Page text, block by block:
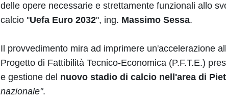
delle opere necessarie e strettamente funzionali allo
calcio ''Uefa Euro 2032'', ing. Massimo Sessa.
Il provvedimento mira ad imprimere un'accelerazione
Progetto di Fattibilità Tecnico-Economica (P.F.T.E.)
e gestione del nuovo stadio di calcio nell'area di
nazionale".